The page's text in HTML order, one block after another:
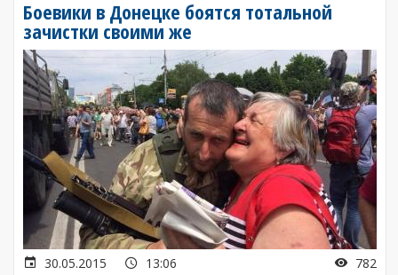
Боевики в Донецке боятся тотальной
зачистки своими же
30.05.2015 13:06 782